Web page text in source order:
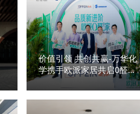
价值引领 共创共赢-万华化
学携手欧派家居共启0醛发
展新篇章